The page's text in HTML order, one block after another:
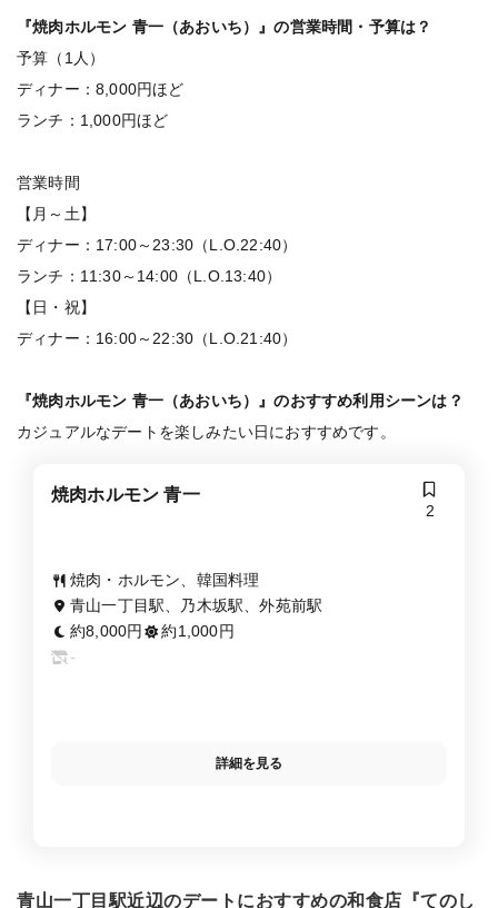
『焼肉ホルモン 青一（あおいち）』の営業時間・予算は？
予算（1人）
ディナー：8,000円ほど
ランチ：1,000円ほど
営業時間
【月～土】
ディナー：17:00～23:30（L.O.22:40）
ランチ：11:30～14:00（L.O.13:40）
【日・祝】
ディナー：16:00～22:30（L.O.21:40）
『焼肉ホルモン 青一（あおいち）』のおすすめ利用シーンは？
カジュアルなデートを楽しみたい日におすすめです。
焼肉ホルモン 青一
2
焼肉・ホルモン、韓国料理
青山一丁目駅、乃木坂駅、外苑前駅
約8,000円
約1,000円
-
詳細を見る
青山一丁目駅近辺のデートにおすすめの和食店『てのし